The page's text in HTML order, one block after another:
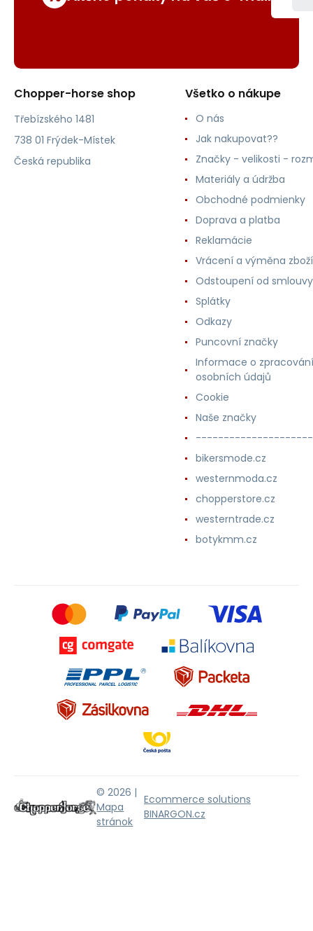
Chopper-horse shop
Třebízského 1481
738 01 Frýdek-Místek
Česká republika
Všetko o nákupe
O nás
Jak nakupovat??
Značky - velikosti -
Materiály a údržba
Obchodné podmienky
Doprava a platba
Reklamácie
Vrácení a výměna zboží
Odstoupení od smlouvy
Splátky
Odkazy
Puncovní značky
Informace o zpracování
osobních údajů
Cookie
Naše značky
bikersmode.cz
westernmoda.cz
chopperstore.cz
westerntrade.cz
botykmm.cz
© 2026 |
Mapa
stránok
Ecommerce solutions
BINARGON.cz